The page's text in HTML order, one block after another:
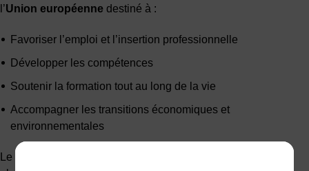
l’Union européenne destiné à :
Favoriser l’emploi et l’insertion professionnelle
Développer les compétences
Soutenir la formation tout au long de la vie
Accompagner les transitions économiques et
environnementales
Le cofinancement accordé à l’AFPI ACM Formation s’inscrit